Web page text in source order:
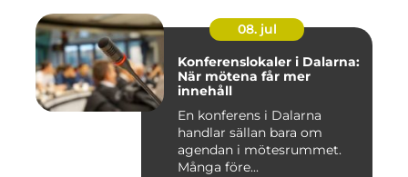
08. jul
Konferenslokaler i Dalarna:
När mötena får mer
innehåll
En konferens i Dalarna
handlar sällan bara om
agendan i mötesrummet.
Många före...